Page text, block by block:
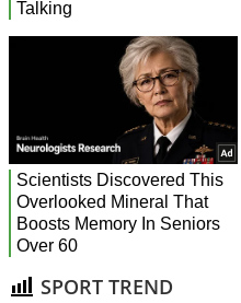
SPORT TREND